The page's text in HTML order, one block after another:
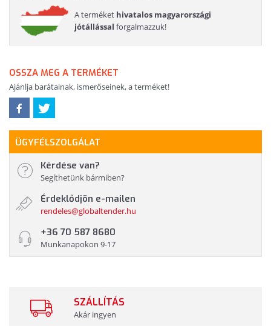
A terméket hivatalos magyarországi
jótállással forgalmazzuk!
OSSZA MEG A TERMÉKET
Ajánlja barátainak, ismerőseinek, a terméket!
ÜGYFÉLSZOLGÁLAT
Kérdése van?
Segíthetünk bármiben?
Érdeklődjön e-mailen
rendeles@globaltender.hu
+36 70 587 8680
Munkanapokon 9-17
SZÁLLÍTÁS
Akár ingyen